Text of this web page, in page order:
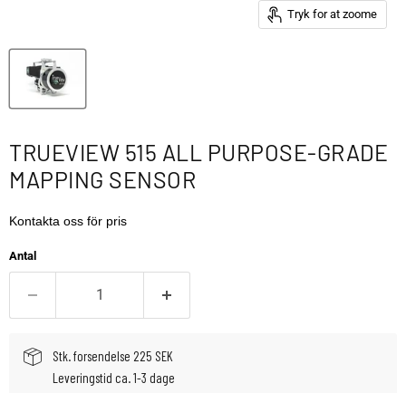
Tryk for at zoome
TRUEVIEW 515 ALL PURPOSE-GRADE
MAPPING SENSOR
Kontakta oss för pris
Antal
Stk. forsendelse 225 SEK
Leveringstid ca. 1-3 dage